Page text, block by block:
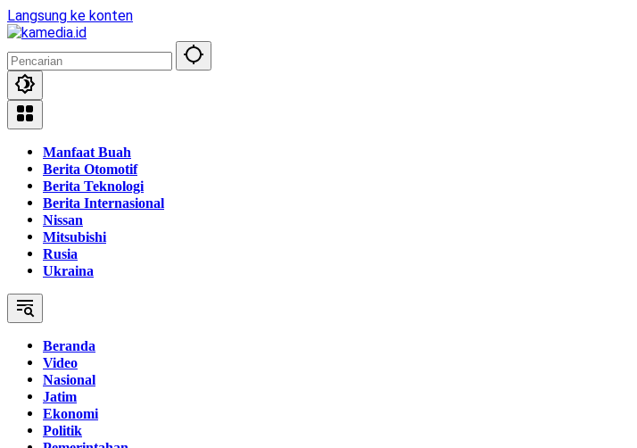
Langsung ke konten
Manfaat Buah
Berita Otomotif
Berita Teknologi
Berita Internasional
Nissan
Mitsubishi
Rusia
Ukraina
Beranda
Video
Nasional
Jatim
Ekonomi
Politik